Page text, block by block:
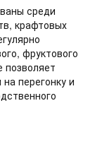
среди
крафтовых
фруктового
позволяет
перегонку и